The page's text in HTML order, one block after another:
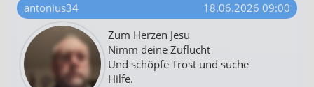
antonius34
18.06.2026 09:00
Zum Herzen Jesu
Nimm deine Zuflucht
Und schöpfe Trost und suche
Hilfe.